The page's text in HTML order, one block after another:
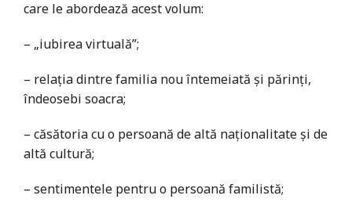
care le abordează acest volum:
– „iubirea virtuală”;
– relația dintre familia nou întemeiată și părinți,
îndeosebi soacra;
– căsătoria cu o persoană de altă naționalitate și de
altă cultură;
– sentimentele pentru o persoană familistă;